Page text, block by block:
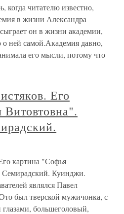
когда читателю известно,
в жизни Александра
он в жизни академии,
о ней самой.Академия давно,
его мысли, потому что
Его
картина "Софья
Семирадский. Куинджи.
являлся Павел
был тверской мужичонка, с
большеголовый,